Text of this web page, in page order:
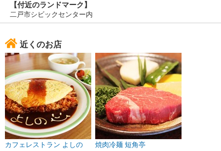
【付近のランドマーク】
二戸市シビックセンター内
近くのお店
カフェレストラン よしの 焼肉冷麺 短角亭